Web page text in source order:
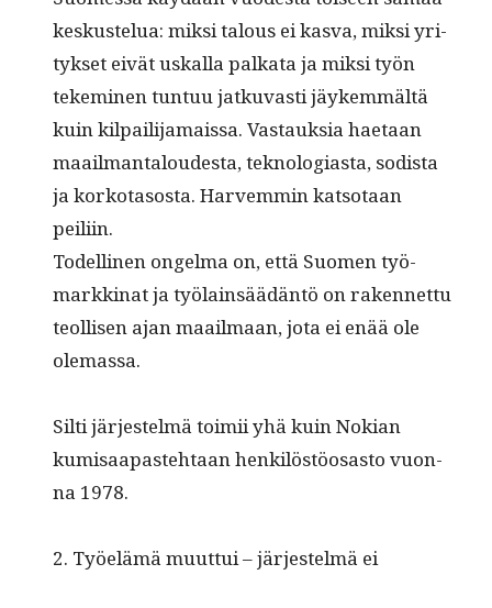
keskustelua: mik­si talous ei kas­va, mik­si yri­
tyk­set eivät uskalla palkata ja mik­si työn
tekem­i­nen tun­tuu jatku­vasti jäykem­mältä
kuin kil­pail­i­ja­mais­sa. Vas­tauk­sia haetaan
maail­man­taloud­es­ta, teknolo­gias­ta, sodista
ja korko­ta­sos­ta. Harvem­min kat­so­taan
peiliin.
Todel­li­nen ongel­ma on, että Suomen työ­
markki­nat ja työlain­säädän­tö on raken­net­tu
teol­lisen ajan maail­maan, jota ei enää ole
olemassa.
Silti jär­jestelmä toimii yhä kuin Nokian
kumisaa­paste­htaan henkilöstöosas­to vuon­
na 1978.
2. Työelämä muut­tui – jär­jestelmä ei